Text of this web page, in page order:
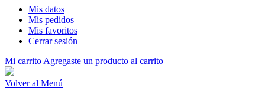
Mis datos
Mis pedidos
Mis favoritos
Cerrar sesión
Mi carrito Agregaste un producto al carrito
Volver al Menú